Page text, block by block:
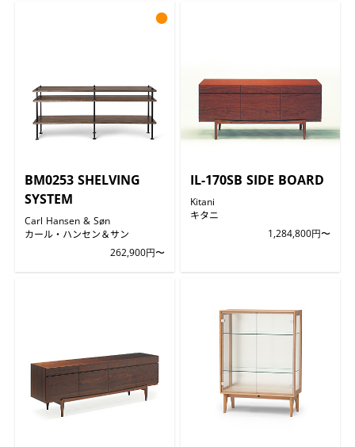
BM0253 SHELVING
SYSTEM
Carl Hansen & Søn
カール・ハンセン＆サン
262,900円〜
●
IL-170SB SIDE BOARD
Kitani
キタニ
1,284,800円〜